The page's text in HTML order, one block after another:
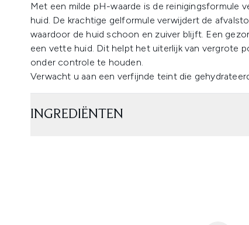
Met een milde pH-waarde is de reinigingsformule
huid. De krachtige gelformule verwijdert de
waardoor de huid schoon en zuiver blijft. Een
een vette huid. Dit helpt het uiterlijk van vergrote
onder controle te houden.
Verwacht u aan een verfijnde teint die
INGREDIËNTEN